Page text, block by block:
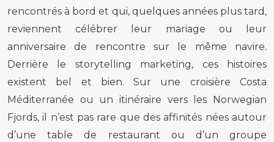
rencontrés à bord et qui, quelques années plus tard,
reviennent célébrer leur mariage ou leur
anniversaire de rencontre sur le même navire.
Derrière le storytelling marketing, ces histoires
existent bel et bien. Sur une croisière Costa
Méditerranée ou un itinéraire vers les Norwegian
Fjords, il n’est pas rare que des affinités nées autour
d’une table de restaurant ou d’un groupe